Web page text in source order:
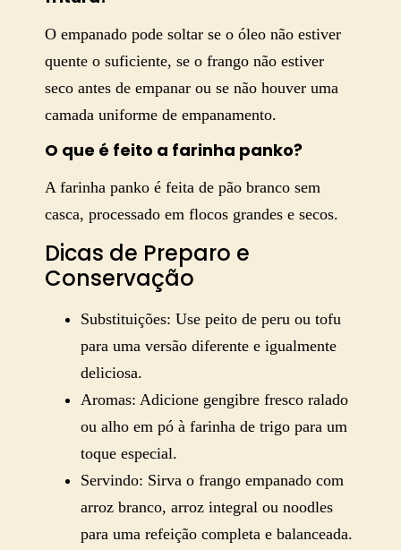
O empanado pode soltar se o óleo não estiver
quente o suficiente, se o frango não estiver
seco antes de empanar ou se não houver uma
camada uniforme de empanamento.
O que é feito a farinha panko?
A farinha panko é feita de pão branco sem
casca, processado em flocos grandes e secos.
Dicas de Preparo e
Conservação
Substituições: Use peito de peru ou tofu
para uma versão diferente e igualmente
deliciosa.
Aromas: Adicione gengibre fresco ralado
ou alho em pó à farinha de trigo para um
toque especial.
Servindo: Sirva o frango empanado com
arroz branco, arroz integral ou noodles
para uma refeição completa e balanceada.